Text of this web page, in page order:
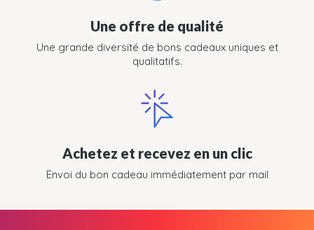
Une offre de qualité
Une grande diversité de bons cadeaux uniques et
qualitatifs.
Achetez et recevez en un clic
Envoi du bon cadeau immédiatement par mail